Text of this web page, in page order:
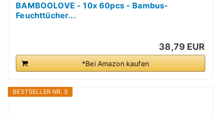
BAMBOOLOVE - 10x 60pcs - Bambus-
Feuchttücher...
38,79 EUR
*Bei Amazon kaufen
BESTSELLER NR. 5